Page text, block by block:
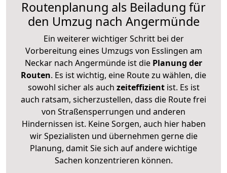
Routenplanung als Beiladung für
den Umzug nach Angermünde
Ein weiterer wichtiger Schritt bei der
Vorbereitung eines Umzugs von Esslingen am
Neckar nach Angermünde ist die Planung der
Routen. Es ist wichtig, eine Route zu wählen, die
sowohl sicher als auch zeiteffizientist. Es ist
auch ratsam, sicherzustellen, dass die Route frei
von Straßensperrungen und anderen
Hindernissen ist. Keine Sorgen, auch hier haben
wir Spezialisten und übernehmen gerne die
Planung, damit Sie sich auf andere wichtige
Sachen konzentrieren können.